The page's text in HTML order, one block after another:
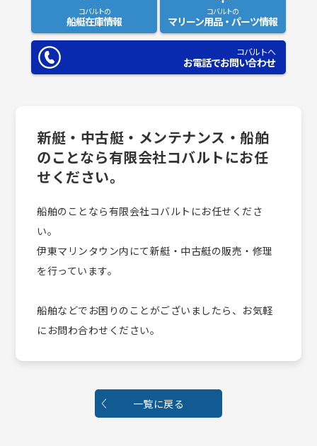
コバルトの
船艇在庫情報
コバルトの
マリーン用品・パーツ情報
コバルトへ
お電話でお問い合わせ
新艇・中古艇・メンテナンス・船舶
のことなら有限会社コバルトにお任
せください。
船舶のことなら有限会社コバルトにお任せくださ
い。
伊東マリンタウン内にて新艇・中古艇の販売・修理
を行っています。
船舶などでお困りのことがございましたら、お気軽
にお問わ合わせください。
一覧に戻る